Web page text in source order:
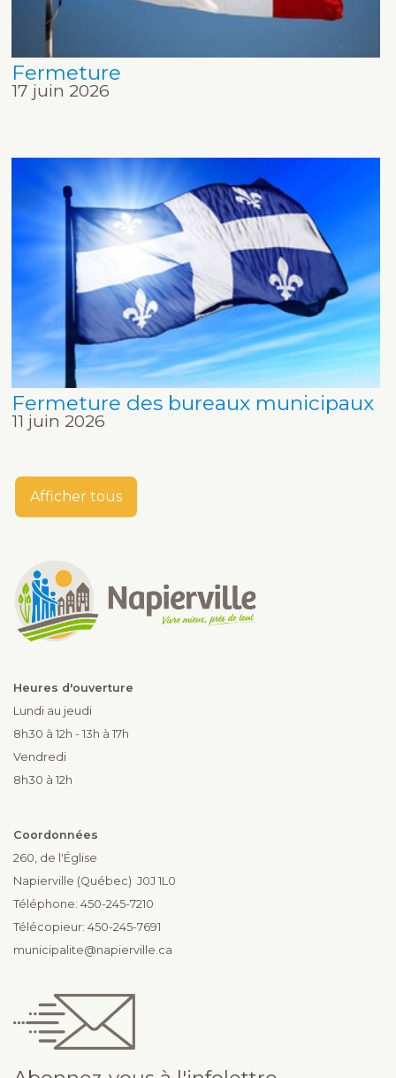
Fermeture
17 juin 2026
Fermeture des bureaux municipaux
11 juin 2026
Afficher tous
Heures d'ouverture
Lundi au jeudi
8h30 à 12h - 13h à 17h
Vendredi
8h30 à 12h
Coordonnées
260, de l'Église
Napierville (Québec) J0J 1L0
Téléphone: 450-245-7210
Télécopieur: 450-245-7691
municipalite@napierville.ca